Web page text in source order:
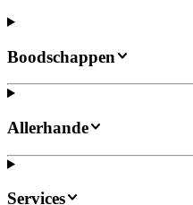
Boodschappen
Allerhande
Services